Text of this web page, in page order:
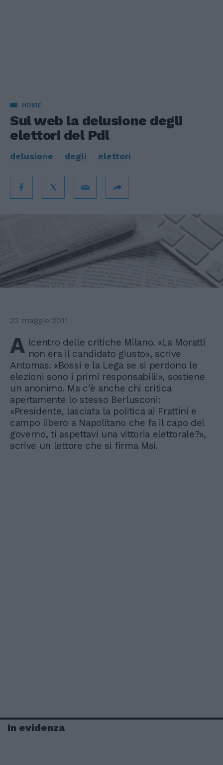
HOME
Sul web la delusione degli
elettori del Pdl
delusione degli elettori
22 maggio 2011
A lcentro delle critiche Milano. «La Moratti
non era il candidato giusto», scrive
Antomas. «Bossi e la Lega se si perdono le
elezioni sono i primi responsabili!», sostiene
un anonimo. Ma c'è anche chi critica
apertamente lo stesso Berlusconi:
«Presidente, lasciata la politica ai Frattini e
campo libero a Napolitano che fa il capo del
governo, ti aspettavi una vittoria elettorale?»,
scrive un lettore che si firma Msi.
In evidenza